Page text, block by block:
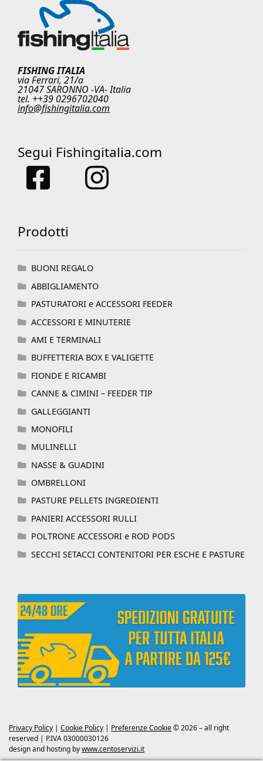
FISHING ITALIA
via Ferrari, 21/a
21047 SARONNO -VA- Italia
tel. ++39 0296702040
info@fishingitalia.com
Segui Fishingitalia.com
Prodotti
BUONI REGALO
ABBIGLIAMENTO
PASTURATORI e ACCESSORI FEEDER
ACCESSORI E MINUTERIE
AMI E TERMINALI
BUFFETTERIA BOX E VALIGETTE
FIONDE E RICAMBI
CANNE & CIMINI – FEEDER TIP
GALLEGGIANTI
MONOFILI
MULINELLI
NASSE & GUADINI
OMBRELLONI
PASTURE PELLETS INGREDIENTI
PANIERI ACCESSORI RULLI
POLTRONE ACCESSORI e ROD PODS
SECCHI SETACCI CONTENITORI PER ESCHE E PASTURE
Privacy Policy | Cookie Policy | Preferenze Cookie© 2026 – all right
reserved | P.IVA 03000030126
design and hosting bywww.centoservizi.it